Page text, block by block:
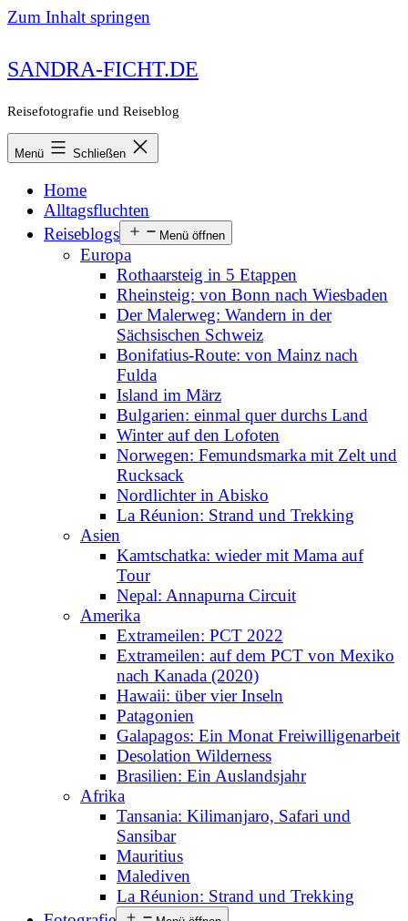
Zum Inhalt springen
SANDRA-FICHT.DE
Reisefotografie und Reiseblog
Menü Schließen
Home
Alltagsfluchten
Reiseblogs
Menü öffnen
Europa
Rothaarsteig in 5 Etappen
Rheinsteig: von Bonn nach Wiesbaden
Der Malerweg: Wandern in der
Sächsischen Schweiz
Bonifatius-Route: von Mainz nach
Fulda
Island im März
Bulgarien: einmal quer durchs Land
Winter auf den Lofoten
Norwegen: Femundsmarka mit Zelt und
Rucksack
Nordlichter in Abisko
La Réunion: Strand und Trekking
Asien
Kamtschatka: wieder mit Mama auf
Tour
Nepal: Annapurna Circuit
Amerika
Extrameilen: PCT 2022
Extrameilen: auf dem PCT von Mexiko
nach Kanada (2020)
Hawaii: über vier Inseln
Patagonien
Galapagos: Ein Monat Freiwilligenarbeit
Desolation Wilderness
Brasilien: Ein Auslandsjahr
Afrika
Tansania: Kilimanjaro, Safari und
Sansibar
Mauritius
Malediven
La Réunion: Strand und Trekking